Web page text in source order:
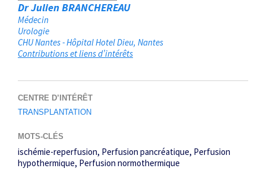
Dr Julien BRANCHEREAU
Médecin
Urologie
CHU Nantes - Hôpital Hotel Dieu Nantes
Contributions et liens d’intérêts
CENTRE D’INTÉRÊT
TRANSPLANTATION
MOTS-CLÉS
ischémie-reperfusion Perfusion pancréatique Perfusion
hypothermique Perfusion normothermique